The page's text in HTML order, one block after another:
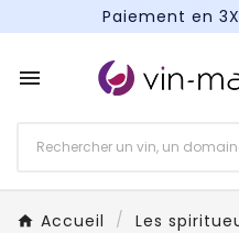
Paiement en
Paiement en

Accueil Les